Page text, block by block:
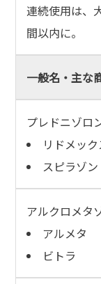
連続使用は、
間以内に。
一般名・主な
プレドニゾロ
リドメック
スピラゾン
アルクロメタ
アルメタ
ビトラ